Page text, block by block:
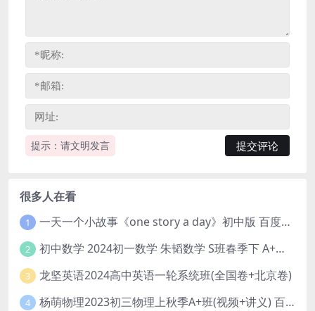
提示：请文明发言
很多人在看
1 一天一个小故事《one story a day》初中版 百度网盘分享下载
2 初中数学 2024初一数学 朱韬数学 S班春季下 A+班春季下 百度云网盘
3 龙坚英语2024高中英语一轮系统班(全国卷+北京卷)
4 杨萌物理2023初三物理上秋季A+班(视频+讲义) 百度网盘分享